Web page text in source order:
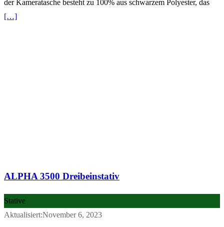
der Kameratasche besteht zu 100% aus schwarzem Polyester, das
[…]
ALPHA 3500 Dreibeinstativ
Stative
Aktualisiert:November 6, 2023